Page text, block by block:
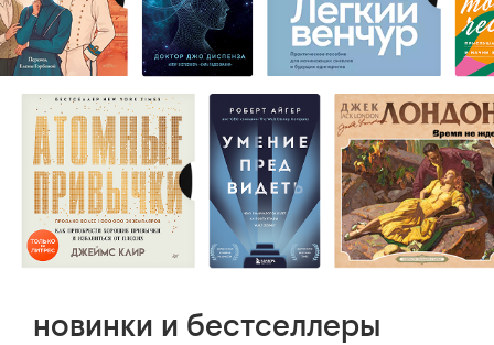
новинки и бестселлеры